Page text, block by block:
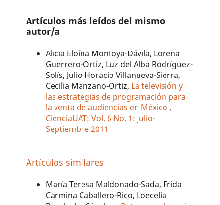
Artículos más leídos del mismo
autor/a
Alicia Eloína Montoya-Dávila, Lorena
Guerrero-Ortiz, Luz del Alba Rodríguez-
Solís, Julio Horacio Villanueva-Sierra,
Cecilia Manzano-Ortiz, La televisión y
las estrategias de programación para
la venta de audiencias en México ,
CienciaUAT: Vol. 6 No. 1: Julio-
Septiembre 2011
Artículos similares
María Teresa Maldonado-Sada, Frida
Carmina Caballero-Rico, Loecelia